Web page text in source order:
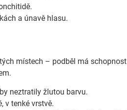
a únavě hlasu.
místech – podběl má schopnost
neztratily žlutou barvu.
v tenké vrstvě.